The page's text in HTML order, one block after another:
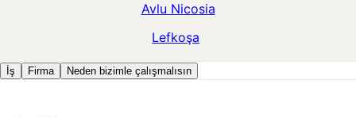
Avlu Nicosia
Lefkoşa
İş Firma Neden bizimle çalışmalısın